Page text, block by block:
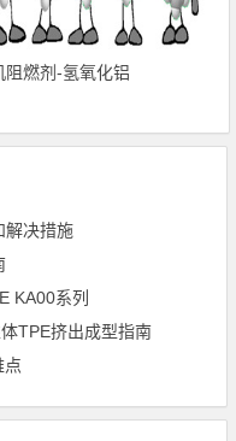
阻燃剂-氢氧化铝
解决措施
KA00系列
TPE挤出成型指南
点